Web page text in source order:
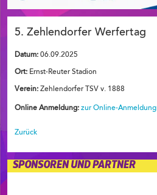
5. Zehlendorfer Werfertag
Datum: 06.09.2025
Ort: Ernst-Reuter Stadion
Verein: Zehlendorfer TSV v. 1888
Online Anmeldung: zur Online-Anmeldung
Zurück
SPONSOREN UND PARTNER